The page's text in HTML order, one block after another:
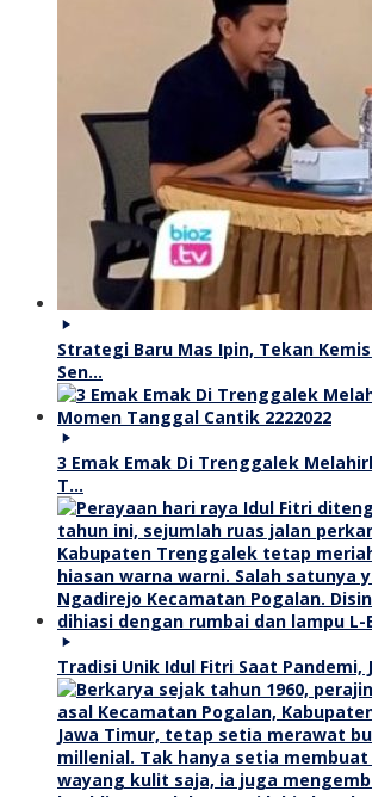
Strategi Baru Mas Ipin, Tekan
Sen…
3 Emak Emak Di Trenggalek
T…
Tradisi Unik Idul Fitri Saat Pandemi,